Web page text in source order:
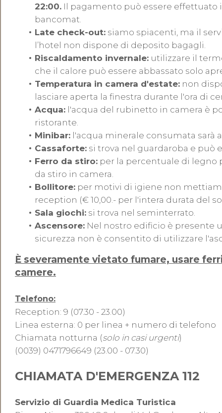
22:00. Il pagamento può essere effettuato
bancomat.
Late check-out: siamo spiacenti, ma il
l’hotel non dispone di deposito bagagli.
Riscaldamento invernale: utilizzare il
che il calore può essere abbassato solo
Temperatura in camera d'estate: non
lasciare aperta la finestra durante l'ora di
Acqua: l'acqua del rubinetto in camera è
ristorante.
Minibar: l'acqua minerale consumata sarà
Cassaforte: si trova nel guardaroba e può
Ferro da stiro: per la percentuale di legno
da stiro in camera.
Bollitore: per motivi di igiene non
reception (€ 10,00.- per l'intera durata del
Sala giochi: si trova nel seminterrato.
Ascensore: Nel nostro edificio è presente
sicurezza non è consentito di utilizzare
È severamente vietato fumare, usare
camere.
Telefono:
Reception: 9 (07.30 - 23.00)
Linea esterna: 0 per linea + numero di telefono
Chiamata notturna (solo in casi urgenti)
(0039) 0471796649 (23.00 - 07.30)
CHIAMATA D'EMERGENZA 112
Servizio di Guardia Medica Turistica